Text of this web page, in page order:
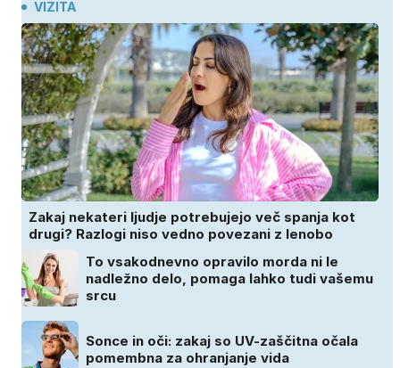
VIZITA
Zakaj nekateri ljudje potrebujejo več spanja kot
drugi? Razlogi niso vedno povezani z lenobo
To vsakodnevno opravilo morda ni le
nadležno delo, pomaga lahko tudi vašemu
srcu
Sonce in oči: zakaj so UV-zaščitna očala
pomembna za ohranjanje vida